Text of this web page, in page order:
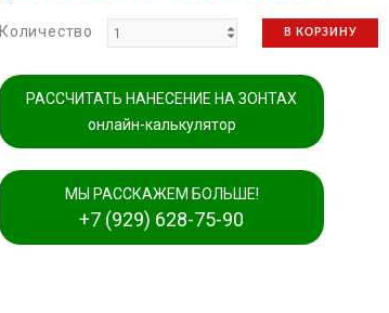
Количество В КОРЗИНУ
РАССЧИТАТЬ НАНЕСЕНИЕ НА ЗОНТАХ
онлайн-калькулятор
МЫ РАССКАЖЕМ БОЛЬШЕ!
+7 (929) 628-75-90